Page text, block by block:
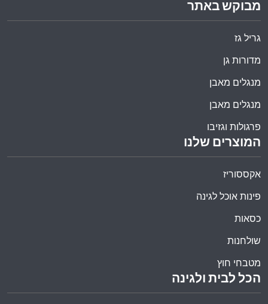
הכל לבית ולגינה
המוצרים שלנו
אקססוריז
פינות אוכל לגינה
כסאות
שולחנות
מטבחי חוץ
מבוקש באתר
גריל גז
מדורות גן
מנגלים מאבן
מנגלים מאבן
פרגולות וגזיבו